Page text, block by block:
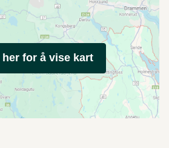
for å vise kart